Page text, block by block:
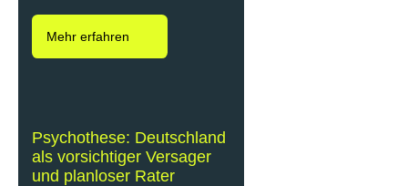
Mehr erfahren
Psychothese: Deutschland
als vorsichtiger Versager
und planloser Rater